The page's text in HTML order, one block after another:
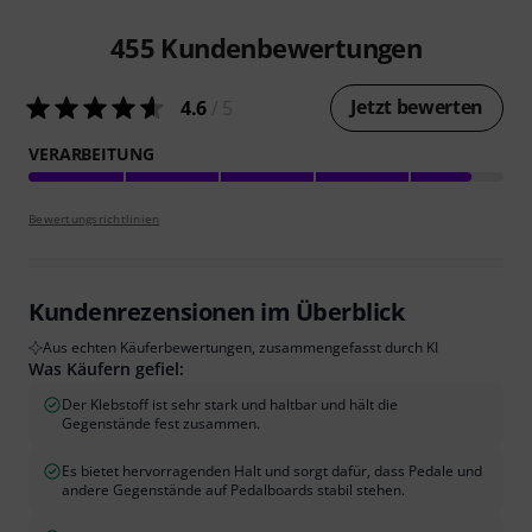
455 Kundenbewertungen
4.6 Jetzt bewerten
VERARBEITUNG
Bewertungsrichtlinien
Kundenrezensionen im Überblick
Aus echten Käuferbewertungen, zusammengefasst durch KI
Was Käufern gefiel:
Der Klebstoff ist sehr stark und haltbar und hält die
Gegenstände fest zusammen.
Es bietet hervorragenden Halt und sorgt dafür, dass Pedale und
andere Gegenstände auf Pedalboards stabil stehen.